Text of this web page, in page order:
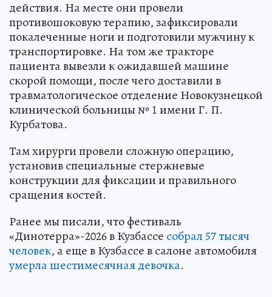
действия. На месте они провели
противошоковую терапию, зафиксировали
покалеченные ноги и подготовили мужчину к
транспортировке. На том же тракторе
пациента вывезли к ожидавшей машине
скорой помощи, после чего доставили в
травматологическое отделение Новокузнецкой
клинической больницы № 1 имени Г. П.
Курбатова.
Там хирурги провели сложную операцию,
установив специальные стержневые
конструкции для фиксации и правильного
сращения костей.
Ранее мы писали, что фестиваль
«Динотерра»-2026 в Кузбассе собрал 57 тысяч
человек, а еще в Кузбассе в салоне автомобиля
умерла шестимесячная девочка.